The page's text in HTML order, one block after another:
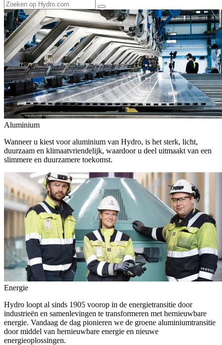
Aluminium
Wanneer u kiest voor aluminium van Hydro, is het sterk, licht,
duurzaam en klimaatvriendelijk, waardoor u deel uitmaakt van een
slimmere en duurzamere toekomst.
Energie
Hydro loopt al sinds 1905 voorop in de energietransitie door
industrieën en samenlevingen te transformeren met hernieuwbare
energie. Vandaag de dag pionieren we de groene aluminiumtransitie
door middel van hernieuwbare energie en nieuwe
energieoplossingen.